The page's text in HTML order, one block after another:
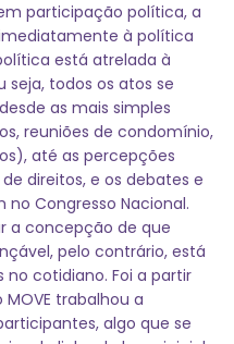
participação política, a
à política
está atrelada à
seja, todos os atos se
as mais simples
reuniões de condomínio,
até as percepções
direitos, e os debates e
Congresso Nacional.
a concepção de que
pelo contrário, está
cotidiano. Foi a partir
trabalhou a
algo que se